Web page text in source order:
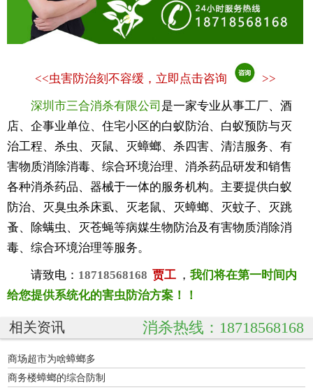
<<虫害防治刻不容缓，立即点击咨询 >>
深圳市三合消杀有限公司 是一家专业从事工厂、酒
店、企事业单位、住宅小区的白蚁防治、白蚁预防与灭
治工程、杀虫、灭鼠、灭蟑螂、杀四害、清洁服务、有
害物质消除消毒、综合环境治理、消杀药品研发和销售
各种消杀药品、器械于一体的服务机构。主要提供白蚁
防治、灭臭虫杀床虱、灭老鼠、灭蟑螂、灭蚊子、灭跳
蚤、除螨虫、灭苍蝇等病媒生物防治及有害物质消除消
毒、综合环境治理等服务。
请致电： 18718568168 贾工 ， 我们将在第一时间内
给您提供系统化的害虫防治方案！！
相关资讯 消杀热线：18718568168
商场超市为啥蟑螂多
商务楼蟑螂的综合防制